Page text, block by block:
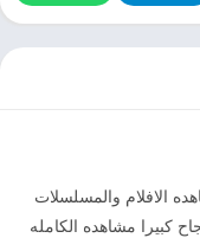
الافلام والمسلسلات
كبيرا مشاهده الكامله